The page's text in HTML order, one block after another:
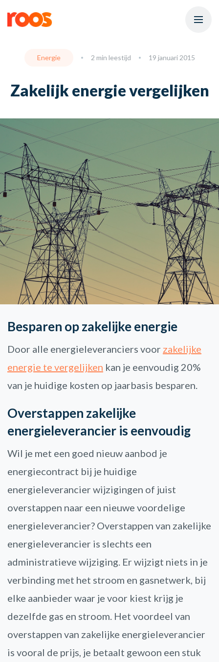
Energie 2 min leestijd 19 januari 2015
Zakelijk energie vergelijken
Besparen op zakelijke energie
Door alle energieleveranciers voor zakelijke
energie te vergelijken kan je eenvoudig 20%
van je huidige kosten op jaarbasis besparen.
Overstappen zakelijke
energieleverancier is eenvoudig
Wil je met een goed nieuw aanbod je
energiecontract bij je huidige
energieleverancier wijzigingen of juist
overstappen naar een nieuwe voordelige
energieleverancier? Overstappen van zakelijke
energieleverancier is slechts een
administratieve wijziging. Er wijzigt niets in je
verbinding met het stroom en gasnetwerk, bij
elke aanbieder waar je voor kiest krijg je
dezelfde gas en stroom. Het voordeel van
overstappen van zakelijke energieleverancier
is vooral de prijs, je betaalt gewoon een stuk